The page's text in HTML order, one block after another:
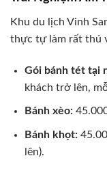
Khu du lịch Vinh
thực tự làm rất thú
Gói bánh tét tại
khách trở lên,
Bánh xèo:
Bánh khọt:
lên).